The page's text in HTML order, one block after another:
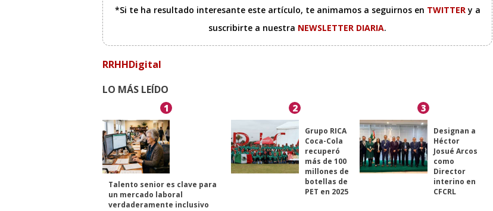
*Si te ha resultado interesante este artículo, te animamos a seguirnos en TWITTERy a
suscribirte a nuestra NEWSLETTER DIARIA.
RRHHDigital
LO MÁS LEÍDO
1
Talento senior es clave para
un mercado laboral
verdaderamente inclusivo
2
Grupo RICA
Coca-Cola
recuperó
más de 100
millones de
botellas de
PET en 2025
3
Designan a
Héctor
Josué Arcos
como
Director
interino en
CFCRL